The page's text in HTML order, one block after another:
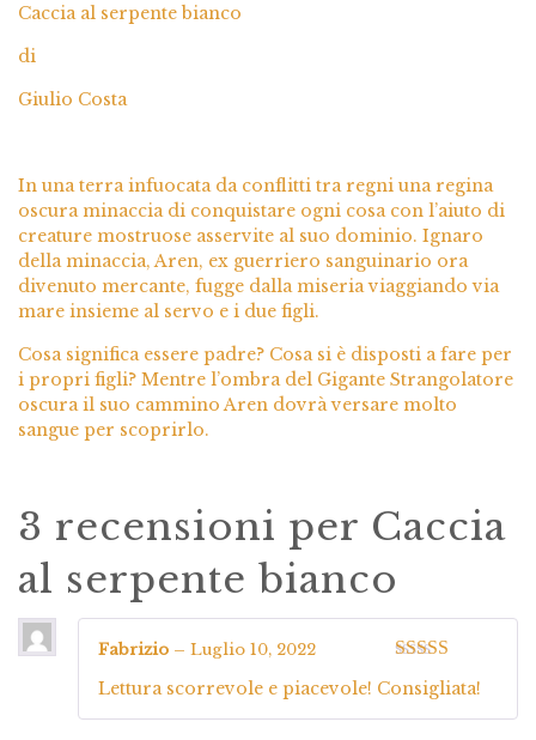
Caccia al serpente bianco
di
Giulio Costa
In una terra infuocata da conflitti tra regni una regina
oscura minaccia di conquistare ogni cosa con l’aiuto di
creature mostruose asservite al suo dominio. Ignaro
della minaccia, Aren, ex guerriero sanguinario ora
divenuto mercante, fugge dalla miseria viaggiando via
mare insieme al servo e i due figli.
Cosa significa essere padre? Cosa si è disposti a fare per
i propri figli? Mentre l’ombra del Gigante Strangolatore
oscura il suo cammino Aren dovrà versare molto
sangue per scoprirlo.
3 recensioni per Caccia
al serpente bianco
Valutato
5
Fabrizio – Luglio 10, 2022
Lettura scorrevole e piacevole! Consigliata!